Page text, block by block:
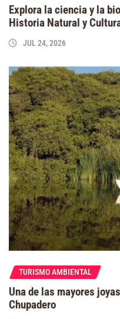
Explora la ciencia y la
Historia Natural y
JUL 24, 2026
TURISMO AMBIENTAL
Una de las mayores
Chupadero